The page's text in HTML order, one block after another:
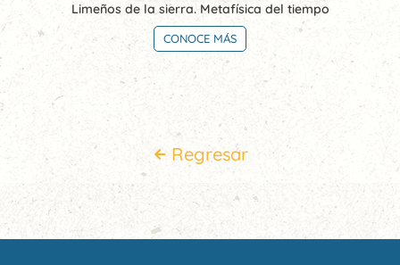
Limeños de la sierra. Metafísica del tiempo
CONOCE MÁS
Regresar